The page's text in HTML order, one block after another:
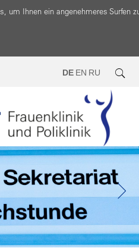
um Ihnen ein angenehmeres Surfen
DE EN RU